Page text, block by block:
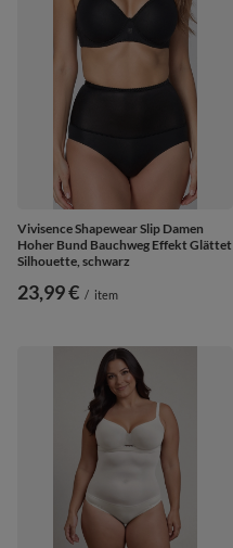
Vivisence Shapewear Slip Damen
Hoher Bund Bauchweg Effekt Glättet
Silhouette, schwarz
23,99 € / item